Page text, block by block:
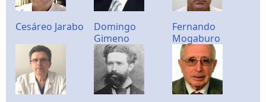
Cesáreo Jarabo
Domingo
Gimeno
Fernando
Mogaburo